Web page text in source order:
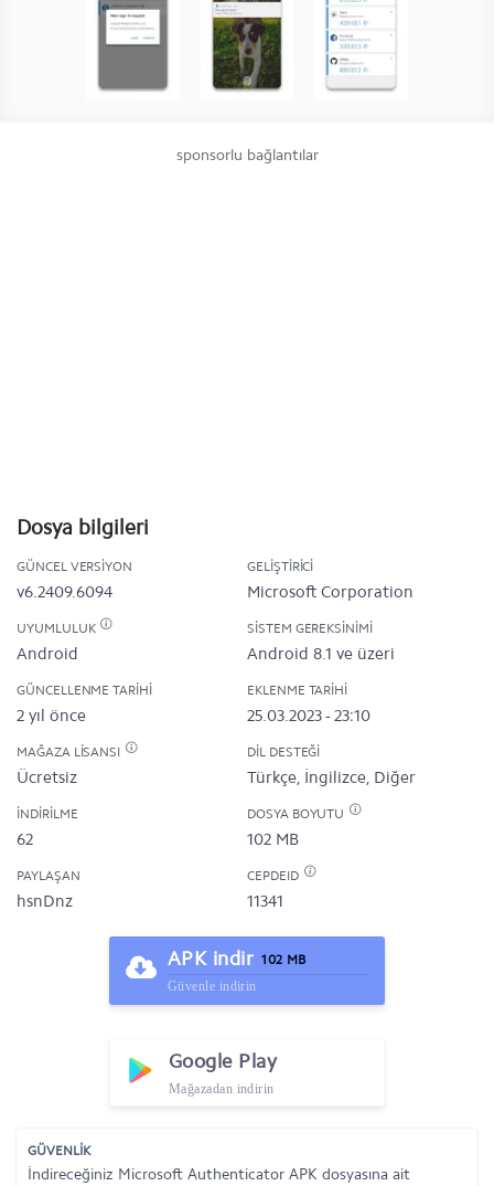
sponsorlu bağlantılar
Dosya bilgileri
GÜNCEL VERSIYON
v6.2409.6094
GELIŞTIRICI
Microsoft Corporation
UYUMLULUK
Android
SISTEM GEREKSINIMI
Android 8.1 ve üzeri
GÜNCELLENME TARIHI
2 yıl önce
EKLENME TARIHI
25.03.2023 - 23:10
MAĞAZA LISANSI
Ücretsiz
DIL DESTEĞI
Türkçe, İngilizce, Diğer
İNDIRILME
62
DOSYA BOYUTU
102 MB
PAYLAŞAN
hsnDnz
CEPDEID
11341
APK indir 102 MB
Güvenle indirin
Google Play
Mağazadan indirin
GÜVENLİK
İndireceğiniz Microsoft Authenticator APK dosyasına ait